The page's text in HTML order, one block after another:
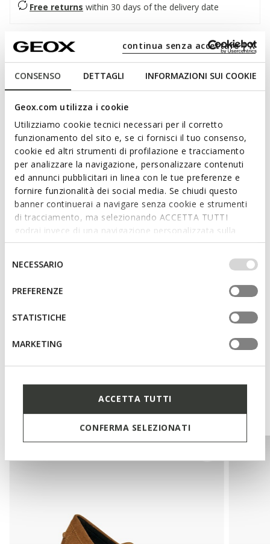
CONSENSO DETTAGLI INFORMAZIONI SUI COOKIE
Geox.com utilizza i cookie
Utilizziamo cookie tecnici necessari per il corretto
funzionamento del sito e, se ci fornisci il tuo consenso,
cookie ed altri strumenti di profilazione e tracciamento
per analizzare la navigazione, personalizzare contenuti
ed annunci pubblicitari in linea con le tue preferenze e
fornire funzionalità dei social media. Se chiudi questo
banner continuerai a navigare senza cookie e strumenti
di tracciamento, ma selezionando ACCETTA TUTTI
godrai invece di una navigazione personalizzata sulla
base dei tuoi gusti ed interessi. Selezionando
IMPOSTAZIONI potrai anche scegliere quali cookies ed
altri strumenti di tracciamento autorizzare. Per maggiori
informazioni o per modificare in qualsiasi momento le
tue impostazioni, visita la nostra
consenso
NECESSARIO
PREFERENZE
STATISTICHE
MARKETING
ACCETTA TUTTI
CONFERMA SELEZIONATI
continua senza accettare | X
Free returns within 30 days of the delivery date
Description
Women’s moccasin with an understated yet sophisticated
style, the perfect companion for hectic days in the city. In this
sage green version, it features a soft suede upper with a
minimalist silhouette, enhanced by handcrafted details.
Comfortable and breathable, Addisse adds a touch of
effortless elegance to everyday outfits.
ITEM CODE:D66AXB00022C3016
Read more
Features
Quick and easy to put on
Thickness of sole: 1 cm / 0.4"
Removable insole
Materials
Technologies
You may also like